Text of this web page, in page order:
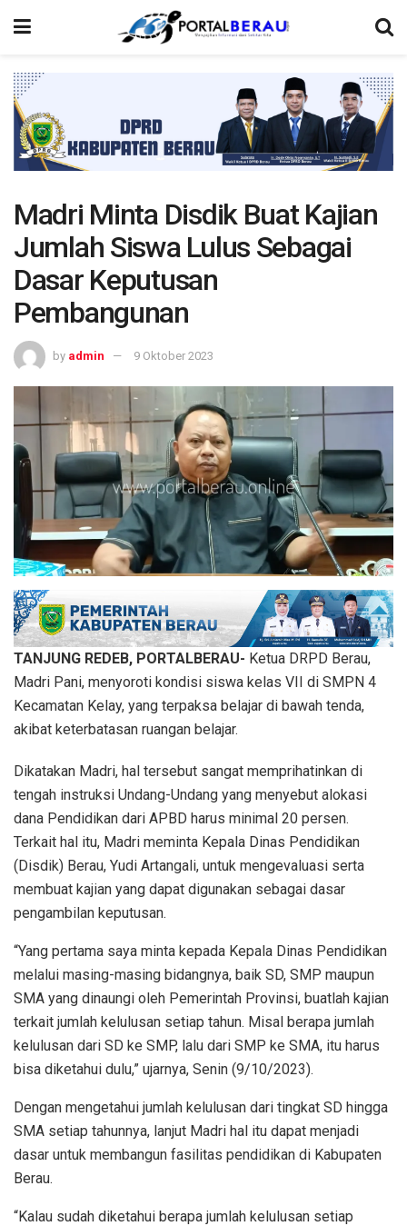
Madri Minta Disdik Buat Kajian
Jumlah Siswa Lulus Sebagai
Dasar Keputusan
Pembangunan
by admin 9 Oktober 2023
TANJUNG REDEB, PORTALBERAU- Ketua DRPD Berau,
Madri Pani, menyoroti kondisi siswa kelas VII di SMPN 4
Kecamatan Kelay, yang terpaksa belajar di bawah tenda,
akibat keterbatasan ruangan belajar.
Dikatakan Madri, hal tersebut sangat memprihatinkan di
tengah instruksi Undang-Undang yang menyebut alokasi
dana Pendidikan dari APBD harus minimal 20 persen.
Terkait hal itu, Madri meminta Kepala Dinas Pendidikan
(Disdik) Berau, Yudi Artangali, untuk mengevaluasi serta
membuat kajian yang dapat digunakan sebagai dasar
pengambilan keputusan.
“Yang pertama saya minta kepada Kepala Dinas Pendidikan
melalui masing-masing bidangnya, baik SD, SMP maupun
SMA yang dinaungi oleh Pemerintah Provinsi, buatlah kajian
terkait jumlah kelulusan setiap tahun. Misal berapa jumlah
kelulusan dari SD ke SMP, lalu dari SMP ke SMA, itu harus
bisa diketahui dulu,” ujarnya, Senin (9/10/2023).
Dengan mengetahui jumlah kelulusan dari tingkat SD hingga
SMA setiap tahunnya, lanjut Madri hal itu dapat menjadi
dasar untuk membangun fasilitas pendidikan di Kabupaten
Berau.
“Kalau sudah diketahui berapa jumlah kelulusan setiap